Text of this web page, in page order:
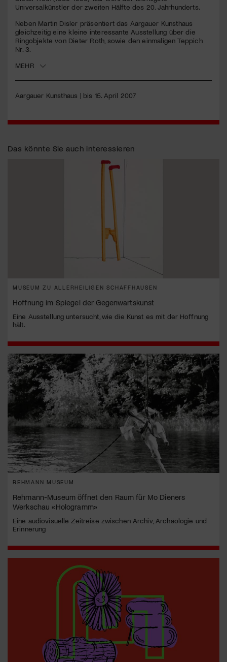
seconds
Universalkünstler der zweiten Hälfte des 20. Jahrhunderts.
Neben Martin Disler präsentiert das Aargauer Kunsthaus
gleichzeitig eine kleine interessante Ausstellung über die
Ringobjekte von Dieter Roth, sowie den einmaligen Teppich
Nr. 3.
MEHR
Aargauer Kunsthaus | bis 15. April 2007
Das könnte Sie auch interessieren
MUSEUM ZU ALLERHEILIGEN SCHAFFHAUSEN
Hoffnung im Spiegel der Gegenwartskunst
Eine Ausstellung untersucht, wie die Kunst es mit der Hoffnung
hält.
REHMANN MUSEUM
Rehmann-Museum öffnet den Raum für Mo Dieners
Werkschau «Hologramm»
Eine audiovisuelle Zeitreise zwischen Archiv, Archäologie und
Erinnerung
Jetzt Mitglied werden